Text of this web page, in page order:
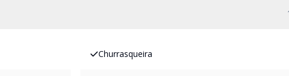
Churrasqueira